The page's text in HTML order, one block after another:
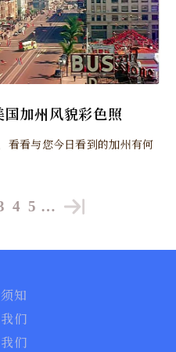
加州风貌彩色照
看看与您今日看到的加州有何
4 5 …
知
们
们